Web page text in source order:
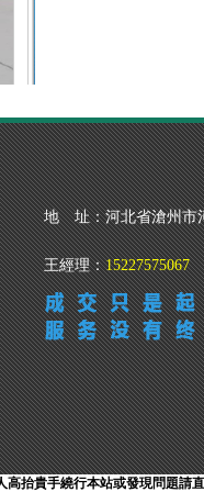
噴霧瓶廠家
地 址：河北省滄州市
王經理：15227575067
手繞行本站或發現問題請直